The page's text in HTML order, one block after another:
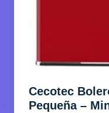
Cecotec
Pequeña –